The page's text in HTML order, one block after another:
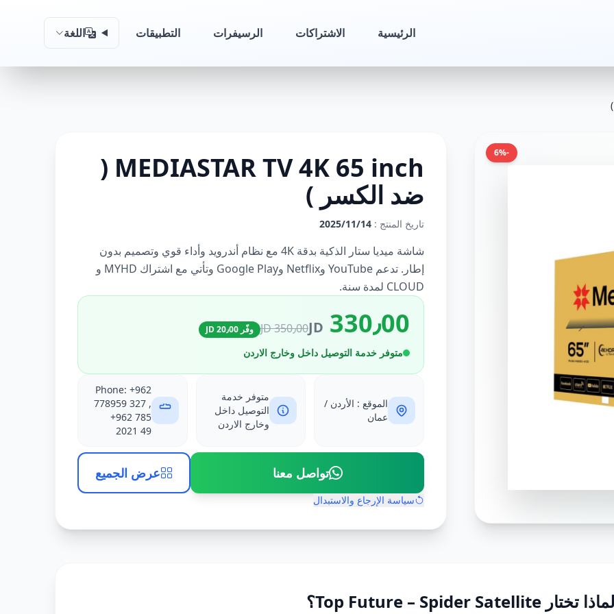
الرئيسية الاشتراكات الرسيفرات التطبيقات اللغة
-6%
MEDIASTAR TV 4K 65 inch (
ضد الكسر )
تاريخ المنتج : 14‏‏/11‏‏/2025
شاشة ميديا ستار الذكية بدقة 4K مع نظام أندرويد وأداء قوي وتصميم بدون
إطار. تدعم YouTube وNetflix وGoogle Play وتأتي مع اشتراك MYHD و
CLOUD لمدة سنة.
330٫00 JD350٫00 JD وفّر 20٫00 JD
متوفر خدمة التوصيل داخل وخارج الاردن
الموقع : الأردن /
عمان
متوفر خدمة
التوصيل داخل
وخارج الاردن
Phone: +962
778959 327 ,
+962 785
2021 49
تواصل معنا عرض الجميع
سياسة الإرجاع والاستبدال
لماذا تختار Top Future – Spider Satellite؟